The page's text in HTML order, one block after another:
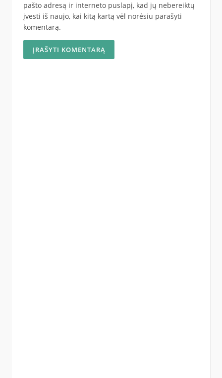
pašto adresą ir interneto puslapį, kad jų nebereiktų
įvesti iš naujo, kai kitą kartą vėl norėsiu parašyti
komentarą.